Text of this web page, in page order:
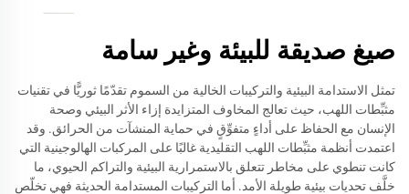
صيغ صديقة للبيئة وغير سامة
تمثل الاستدامة البيئية والتركيبات الخالية من السموم تقدّمًا ثوريًّا في تقنيات
مثبِّطات اللهب، حيث تعالج المخاوف المتزايدة إزاء الأثر البيئي وصحة
الإنسان مع الحفاظ على أداءٍ متفوِّقٍ في حماية المنشآت من الحرائق. وقد
اعتمدت أنظمة مثبِّطات اللهب التقليدية غالبًا على المركبات الهالوجينية التي
كانت تنطوي على مخاطر تتعلق بالاستمرارية البيئية والتراكم الحيوي، ما
خلَّف تحديات بيئية طويلة الأمد. أما التركيبات المستدامة الحديثة فهي تخلّص